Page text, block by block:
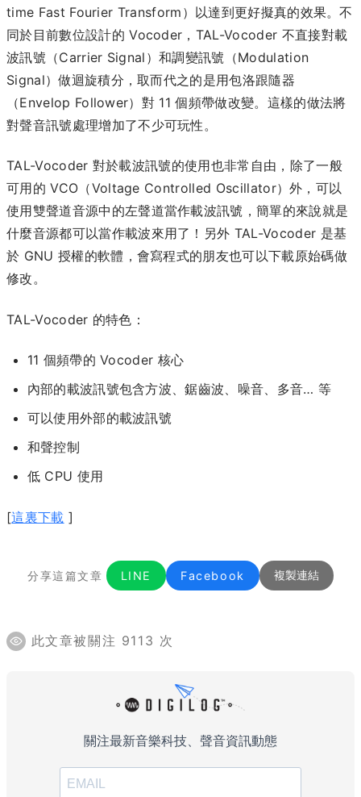
time Fast Fourier Transform）以達到更好擬真的效果。不
同於目前數位設計的 Vocoder，TAL-Vocoder 不直接對載
波訊號（Carrier Signal）和調變訊號（Modulation
Signal）做迴旋積分，取而代之的是用包洛跟隨器
（Envelop Follower）對 11 個頻帶做改變。這樣的做法將
對聲音訊號處理增加了不少可玩性。
TAL-Vocoder 對於載波訊號的使用也非常自由，除了一般
可用的 VCO（Voltage Controlled Oscillator）外，可以
使用雙聲道音源中的左聲道當作載波訊號，簡單的來說就是
什麼音源都可以當作載波來用了！另外 TAL-Vocoder 是基
於 GNU 授權的軟體，會寫程式的朋友也可以下載原始碼做
修改。
TAL-Vocoder 的特色：
11 個頻帶的 Vocoder 核心
內部的載波訊號包含方波、鋸齒波、噪音、多音… 等
可以使用外部的載波訊號
和聲控制
低 CPU 使用
[這裏下載 ]
分享這篇文章 LINE Facebook 複製連結
此文章被關注 9113 次